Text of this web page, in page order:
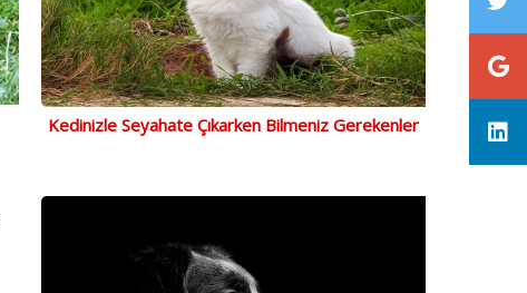
Kedinizle Seyahate Çıkarken Bilmeniz Gerekenler